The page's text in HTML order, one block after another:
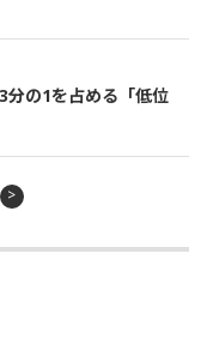
分の1を占める「低位